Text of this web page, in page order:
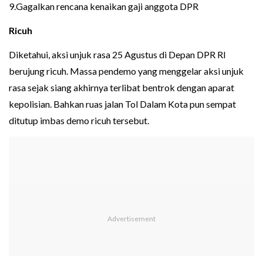
9.Gagalkan rencana kenaikan gaji anggota DPR
Ricuh
Diketahui, aksi unjuk rasa 25 Agustus di Depan DPR RI
berujung ricuh. Massa pendemo yang menggelar aksi unjuk
rasa sejak siang akhirnya terlibat bentrok dengan aparat
kepolisian. Bahkan ruas jalan Tol Dalam Kota pun sempat
ditutup imbas demo ricuh tersebut.